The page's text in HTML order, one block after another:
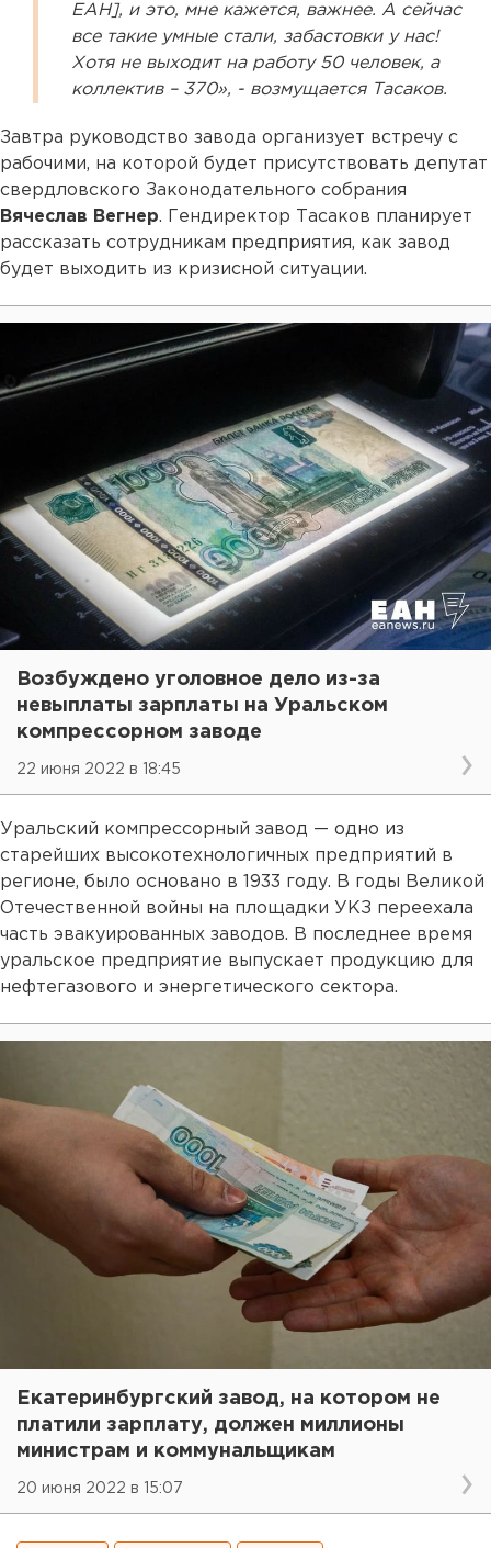
ЕАН], и это, мне кажется, важнее. А сейчас
все такие умные стали, забастовки у нас!
Хотя не выходит на работу 50 человек, а
коллектив – 370», - возмущается Тасаков.
Завтра руководство завода организует встречу с
рабочими, на которой будет присутствовать депутат
свердловского Законодательного собрания
Вячеслав Вегнер. Гендиректор Тасаков планирует
рассказать сотрудникам предприятия, как завод
будет выходить из кризисной ситуации.
Возбуждено уголовное дело из-за
невыплаты зарплаты на Уральском
компрессорном заводе
22 июня 2022 в 18:45
Уральский компрессорный завод — одно из
старейших высокотехнологичных предприятий в
регионе, было основано в 1933 году. В годы Великой
Отечественной войны на площадки УКЗ переехала
часть эвакуированных заводов. В последнее время
уральское предприятие выпускает продукцию для
нефтегазового и энергетического сектора.
Екатеринбургский завод, на котором не
платили зарплату, должен миллионы
министрам и коммунальщикам
20 июня 2022 в 15:07